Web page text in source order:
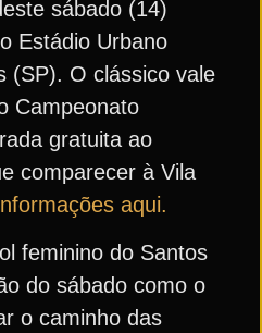
sábado (14)
Estádio Urbano
(SP). O clássico vale
Campeonato
gratuita ao
comparecer à Vila
aqui.
feminino do Santos
do sábado como o
o caminho das